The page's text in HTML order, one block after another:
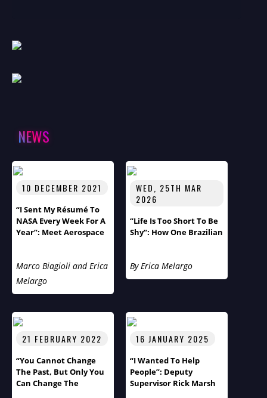
NEWS
10 DECEMBER 2021
“I Sent My Résumé To
NASA Every Week For A
Year”: Meet Aerospace
Marco Biagioli and Erica
Melargo
WED, 25TH MAR
2026
“Life Is Too Short To Be
Shy”: How One Brazilian
To Soft Skills
Entrepreneur Reveals
By Erica Melargo
21 FEBRUARY 2022
“You Cannot Change
The Past, But Only You
Can Change The
16 JANUARY 2025
“I Wanted To Help
People”: Deputy
Supervisor Rick Marsh